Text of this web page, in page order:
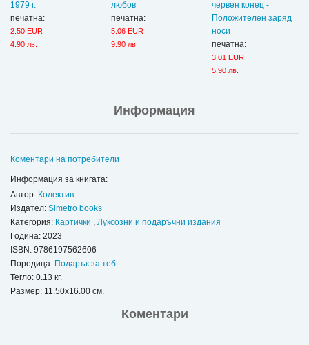
1979 г.
печатна:
2.50 EUR
4.90 лв.
любов
печатна:
5.06 EUR
9.90 лв.
червен конец -
Положителен заряд
носи
печатна:
3.01 EUR
5.90 лв.
Информация
Коментари на потребители
Информация за книгата:
Автор: Колектив
Издател: Simetro books
Категория: Картички
Луксозни и подаръчни издания
Година: 2023
ISBN: 9786197562606
Поредица: Подарък за теб
Тегло: 0.13 кг.
Размер: 11.50x16.00 см.
Коментари